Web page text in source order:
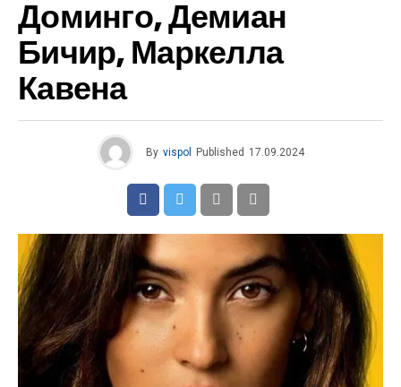
Доминго, Демиан
Бичир, Маркелла
Кавена
By vispol Published 17.09.2024